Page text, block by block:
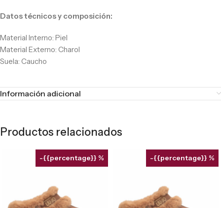
Datos técnicos y composición:
Material Interno: Piel
Material Externo: Charol
Suela: Caucho
Información adicional
Productos relacionados
-{{percentage}} % -{{percentage}} %